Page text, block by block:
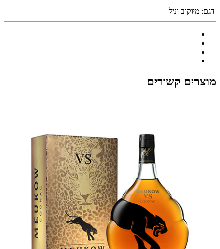
דגם: מיוקוב וניל
מוצרים קשורים